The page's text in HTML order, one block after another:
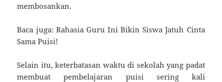
membosankan.
Baca juga: Rahasia Guru Ini Bikin Siswa Jatuh Cinta
Sama Puisi!
Selain itu, keterbatasan waktu di sekolah yang padat
membuat pembelajaran puisi sering kali